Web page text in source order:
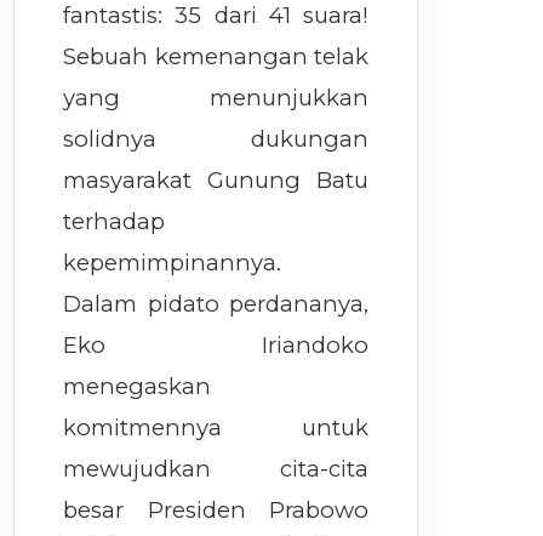
fantastis: 35 dari 41 suara!
Sebuah kemenangan telak
yang menunjukkan
solidnya dukungan
masyarakat Gunung Batu
terhadap
kepemimpinannya.
Dalam pidato perdananya,
Eko Iriandoko
menegaskan
komitmennya untuk
mewujudkan cita-cita
besar Presiden Prabowo